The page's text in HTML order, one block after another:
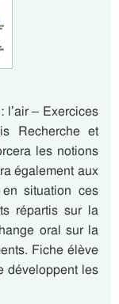
l’air – Exercices
Recherche et
les notions
également aux
en situation ces
répartis sur la
oral sur la
Fiche élève
développent les